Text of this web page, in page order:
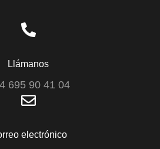
Llámanos
695 90 41 04
electrónico